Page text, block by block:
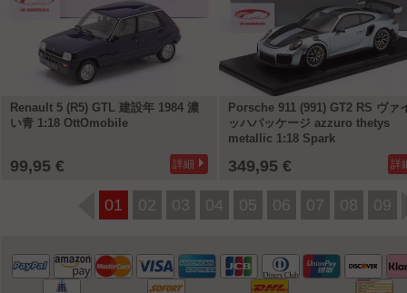
Renault 5 (R5) GTL 建設年 1984 濃
い青 1:18 OttOmobile
99,95 € 詳細
Porsche 911 (991) GT2 RS ヴァ
ッハパッケージ azzuro thetys
metallic 1:18 Spark
349,95 € 詳
01 02 03 04 05 06 07 08 09